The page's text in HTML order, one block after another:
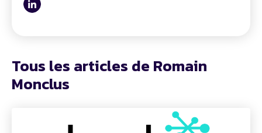
Tous les articles de Romain
Monclus